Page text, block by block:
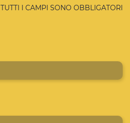
TUTTI I CAMPI SONO OBBLIGATORI